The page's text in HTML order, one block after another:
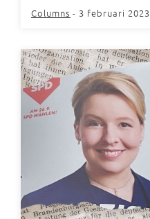
Columns - 3 februari 2023